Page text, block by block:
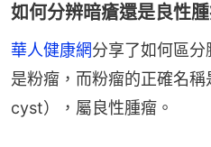
如何分辨暗瘡還是良性
華人健康網分享了如何區
是粉瘤，而粉瘤的正確名
cyst），屬良性腫瘤。